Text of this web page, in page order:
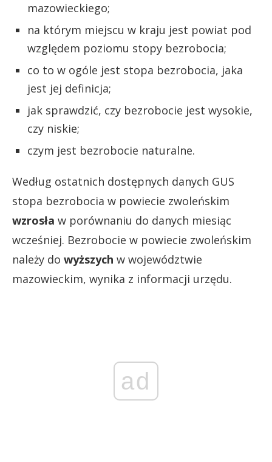
mazowieckiego;
na którym miejscu w kraju jest powiat pod
względem poziomu stopy bezrobocia;
co to w ogóle jest stopa bezrobocia, jaka
jest jej definicja;
jak sprawdzić, czy bezrobocie jest wysokie,
czy niskie;
czym jest bezrobocie naturalne.
Według ostatnich dostępnych danych GUS
stopa bezrobocia w powiecie zwoleńskim
wzrosła w porównaniu do danych miesiąc
wcześniej. Bezrobocie w powiecie zwoleńskim
należy do wyższych w województwie
mazowieckim, wynika z informacji urzędu.
ad